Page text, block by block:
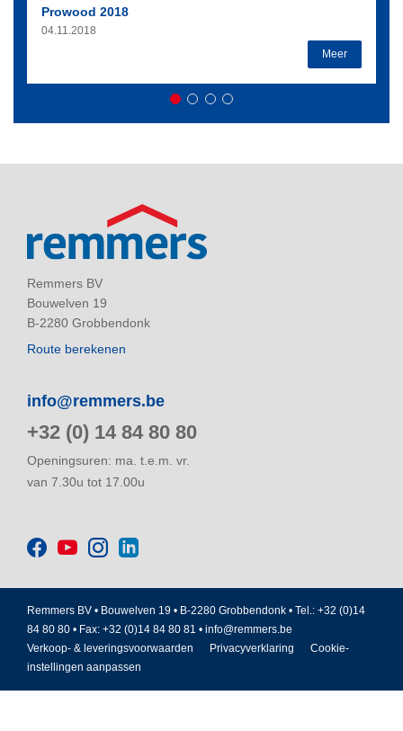
Prowood 2018
04.11.2018
Meer
Remmers BV
Bouwelven 19
B-2280 Grobbendonk
Route berekenen
info@remmers.be
+32 (0) 14 84 80 80
Openingsuren: ma. t.e.m. vr.
van 7.30u tot 17.00u
Remmers BV • Bouwelven 19 • B-2280 Grobbendonk • Tel.: +32 (0)14
84 80 80 • Fax: +32 (0)14 84 80 81 • info@remmers.be
Verkoop- & leveringsvoorwaarden
Privacyverklaring
Cookie-
instellingen aanpassen